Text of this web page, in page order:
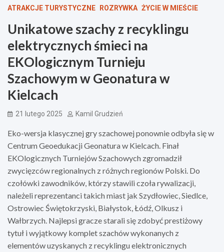
ATRAKCJE TURYSTYCZNE ROZRYWKA ŻYCIE W MIEŚCIE
Unikatowe szachy z recyklingu
elektrycznych śmieci na
EKOlogicznym Turnieju
Szachowym w Geonatura w
Kielcach
21 lutego 2025 Kamil Grudzień
Eko-wersja klasycznej gry szachowej ponownie odbyła się w
Centrum Geoedukacji Geonatura w Kielcach. Finał
EKOlogicznych Turniejów Szachowych zgromadził
zwycięzców regionalnych z różnych regionów Polski. Do
czołówki zawodników, którzy stawili czoła rywalizacji,
należeli reprezentanci takich miast jak Szydłowiec, Siedlce,
Ostrowiec Świętokrzyski, Białystok, Łódź, Olkusz i
Wałbrzych. Najlepsi gracze starali się zdobyć prestiżowy
tytuł i wyjątkowy komplet szachów wykonanych z
elementów uzyskanych z recyklingu elektronicznych